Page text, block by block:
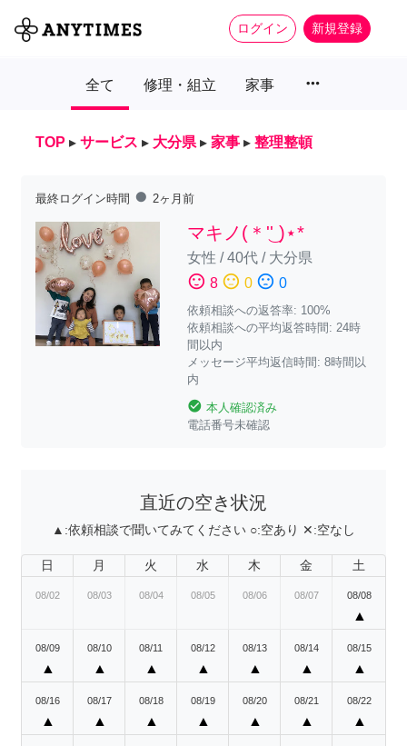
ログイン 新規登録
全て 修理・組立 家事 more_horiz
TOP ▸ サービス ▸ 大分県 ▸ 家事 ▸ 整理整頓
最終ログイン時間 fiber_manual_record 2ヶ月前
マキノ(＊'͜' )⋆*
女性 /40代/ 大分県
sentiment_satisfied 8 sentiment_neutral 0 sentiment_dissatisfied 0
依頼相談への返答率: 100%
依頼相談への平均返答時間: 24時
間以内
メッセージ平均返信時間: 8時間以
内
check_circle 本人確認済み
電話番号未確認
直近の空き状況
▲:依頼相談で聞いてみてください ○:空あり ✕:空なし
日 月 火 水 木 金 土
08/02 08/03 08/04 08/05 08/06 08/07 08/08
▲
08/09
▲
08/10
▲
08/11
▲
08/12
▲
08/13
▲
08/14
▲
08/15
▲
08/16
▲
08/17
▲
08/18
▲
08/19
▲
08/20
▲
08/21
▲
08/22
▲